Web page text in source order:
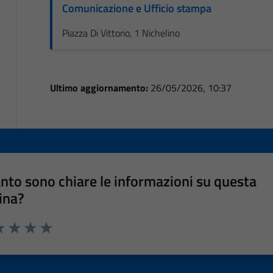
Comunicazione e Ufficio stampa
Piazza Di Vittorio, 1 Nichelino
Ultimo aggiornamento: 26/05/2026, 10:37
sono chiare le informazioni su questa